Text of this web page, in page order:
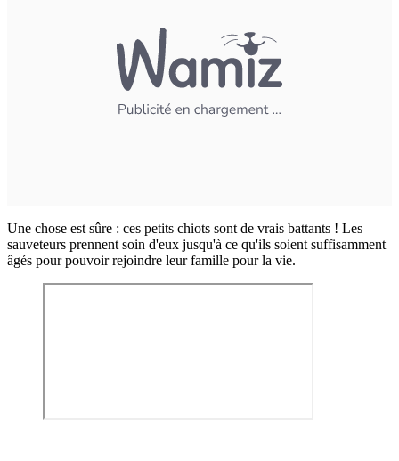
Une chose est sûre : ces petits chiots sont de vrais battants ! Les
sauveteurs prennent soin d'eux jusqu'à ce qu'ils soient suffisamment
âgés pour pouvoir rejoindre leur famille pour la vie.